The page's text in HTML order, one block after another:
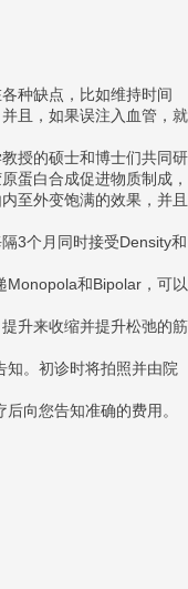
种缺点，比如维持时间
且，如果误注入血管，就
授的硕士和博士们共同研
蛋白合成促进物质制成，
至外变饱满的效果，并且
3个月同时接受Density和
Monopola和Bipolar，可以
升来收缩并提升松弛的筋
知。初诊时将拍照并由院
向您告知准确的费用。